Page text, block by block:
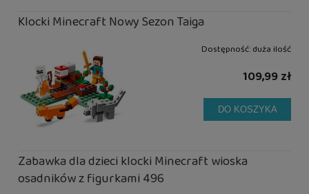
Klocki Minecraft Nowy Sezon Taiga
Dostępność:duża ilość
109,99 zł
DO KOSZYKA
Zabawka dla dzieci klocki Minecraft wioska
osadników z figurkami 496